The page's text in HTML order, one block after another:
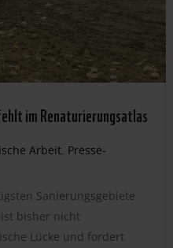
im Renaturierungsatlas
Arbeit, Presse-
Sanierungsgebiete
bisher nicht
Lücke und fordert